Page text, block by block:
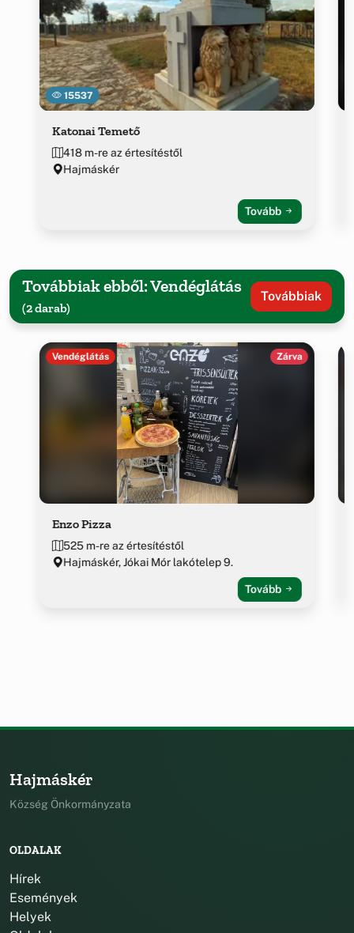
15537
Katonai Temető
418 m-re az értesítéstől
Hajmáskér
Tovább
Továbbiak ebből: Vendéglátás
(2 darab)
Továbbiak
Vendéglátás Zárva
Enzo Pizza
525 m-re az értesítéstől
Hajmáskér, Jókai Mór lakótelep 9.
Tovább
Hajmáskér
Község Önkormányzata
OLDALAK
Hírek
Események
Helyek